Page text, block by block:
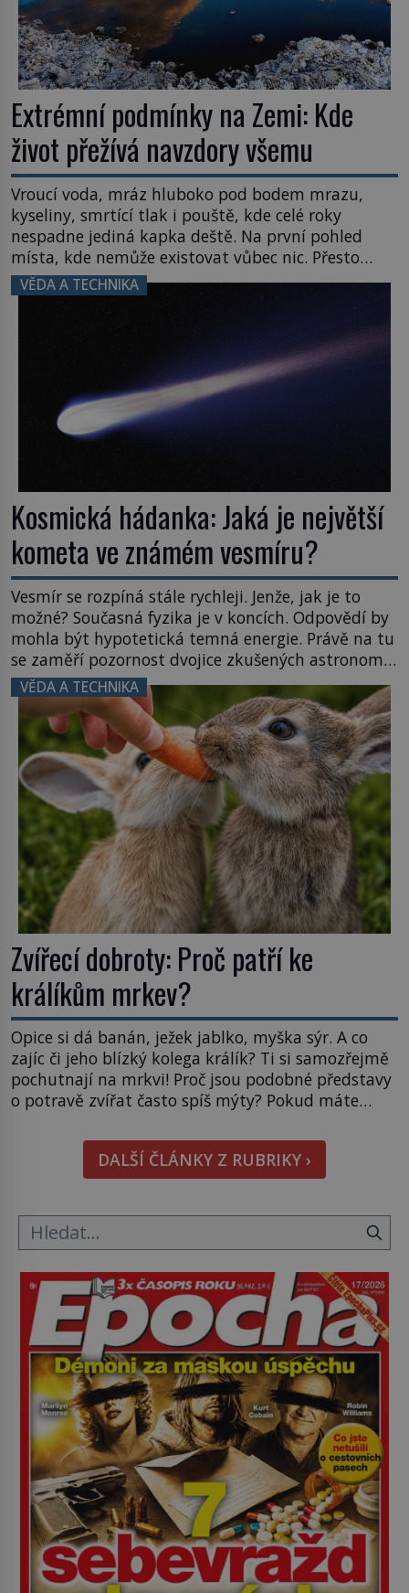
Extrémní podmínky na Zemi: Kde
život přežívá navzdory všemu
Vroucí voda, mráz hluboko pod bodem mrazu,
kyseliny, smrtící tlak i pouště, kde celé roky
nespadne jediná kapka deště. Na první pohled
místa, kde nemůže existovat vůbec nic. Přesto
právě tady vědci objevují organismy, které
posouvají hranice života. Každý nový nález mění
naše představy o tom, co všechno dokáže příroda a
napovídá, kde bychom jednou […]
VĚDA A TECHNIKA
Kosmická hádanka: Jaká je největší
kometa ve známém vesmíru?
Vesmír se rozpíná stále rychleji. Jenže, jak je to
možné? Současná fyzika je v koncích. Odpovědí by
mohla být hypotetická temná energie. Právě na tu
se zaměří pozornost dvojice zkušených astronomů.
Namísto ní ale objeví něco mnohem
hmatatelnějšího. Naprosto rekordní kometu!
Astronomové Pedro Bernardinelli a Gary Bernstein
mravenčí prací zkoumají archivní snímky v rámci
Průzkumu temné energie […]
VĚDA A TECHNIKA
Zvířecí dobroty: Proč patří ke
králíkům mrkev?
Opice si dá banán, ježek jablko, myška sýr. A co
zajíc či jeho blízký kolega králík? Ti si samozřejmě
pochutnají na mrkvi! Proč jsou podobné představy
o potravě zvířat často spíš mýty? Pokud máte
i bude chutnat, ovšem měl by ji mít jen jako
občasný pamlsek. […]DALŠÍ ČLÁNKY Z RUBRIKY ›